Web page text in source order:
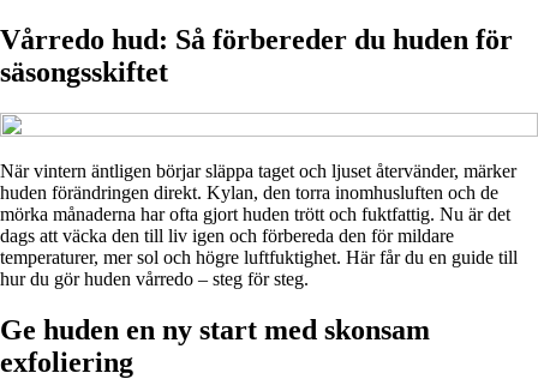
Vårredo hud: Så förbereder du huden för
säsongsskiftet
När vintern äntligen börjar släppa taget och ljuset återvänder, märker
huden förändringen direkt. Kylan, den torra inomhusluften och de
mörka månaderna har ofta gjort huden trött och fuktfattig. Nu är det
dags att väcka den till liv igen och förbereda den för mildare
temperaturer, mer sol och högre luftfuktighet. Här får du en guide till
hur du gör huden vårredo – steg för steg.
Ge huden en ny start med skonsam
exfoliering